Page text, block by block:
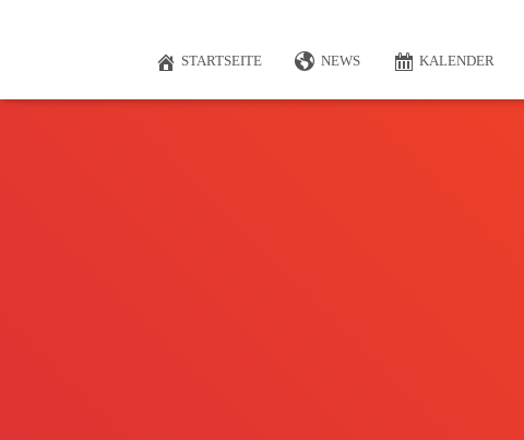
STARTSEITE NEWS KALENDER